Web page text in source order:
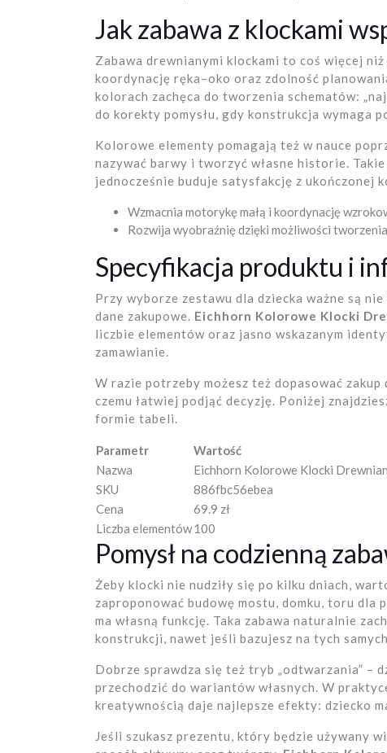
Jak zabawa z klockami
Zabawa drewnianymi klockami to coś więcej
koordynację ręka–oko oraz zdolność
kolorach zachęca do tworzenia schematów:
do korekty pomysłu, gdy konstrukcja wymaga
Kolorowe elementy pomagają też w nauce
nazywać barwy i tworzyć własne historie.
jednocześnie buduje satysfakcję z ukończonej
Wzmacnia motorykę małą i koordynację
Rozwija wyobraźnię dzięki możliwości
Specyfikacja produktu i
Przy wyborze zestawu dla dziecka ważne są
dane zakupowe. Eichhorn Kolorowe Klocki
liczbie elementów oraz jasno wskazanym
zamawianie.
W razie potrzeby możesz też dopasować
czemu łatwiej podjąć decyzję. Poniżej
formie tabeli.
Parametr
Wartość
Nazwa
Eichhorn Kolorowe Klocki
SKU
886fbc56ebea
Cena
69.9 zł
Liczba elementów100
Pomysł na codzienną
Żeby klocki nie nudziły się po kilku dniach,
zaproponować budowę mostu, domku, toru dla
ma własną funkcję. Taka zabawa naturalnie
konstrukcji, nawet jeśli bazujesz na tych
Dobrze sprawdza się też tryb „odtwarzania” –
przechodzić do wariantów własnych. W
kreatywnością daje najlepsze efekty: dziecko
Jeśli szukasz prezentu, który będzie używany